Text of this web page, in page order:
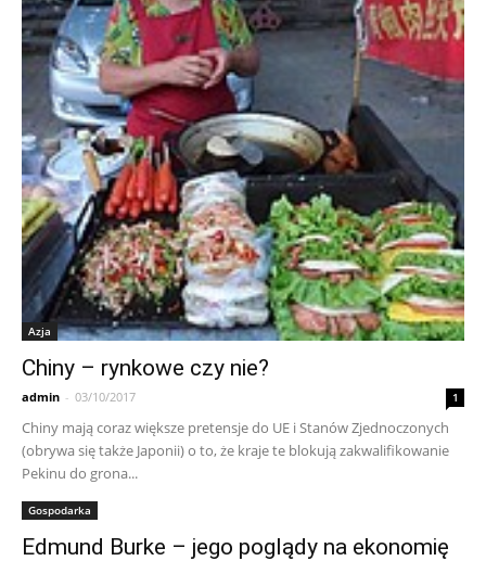
Azja
Chiny – rynkowe czy nie?
admin - 03/10/2017 1
Chiny mają coraz większe pretensje do UE i Stanów Zjednoczonych
(obrywa się także Japonii) o to, że kraje te blokują zakwalifikowanie
Pekinu do grona...
Gospodarka
Edmund Burke – jego poglądy na ekonomię